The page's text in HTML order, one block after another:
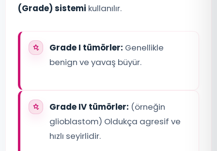
(Grade) sistemi kullanılır.
Grade I tümörler: Genellikle
benign ve yavaş büyür.
Grade IV tümörler: (örneğin
glioblastom) Oldukça agresif ve
hızlı seyirlidir.